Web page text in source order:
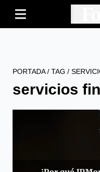
PORTADA/ TAG /
servicios